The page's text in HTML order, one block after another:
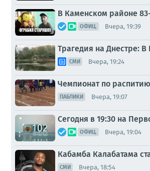
В Каменском районе
ОФИЦ. Вчера, 19:39
Трагедия на Днестре:
СМИ Вчера, 19:24
Чемпионат по
ПАБЛИКИ Вчера, 19:07
Сегодня в 19:30 на
ОФИЦ. Вчера, 19:04
Кабамба Калабатама
СМИ Вчера, 18:54